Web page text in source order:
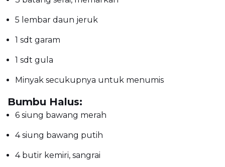
5 lembar daun jeruk
1 sdt garam
1 sdt gula
Minyak secukupnya untuk menumis
Bumbu Halus:
6 siung bawang merah
4 siung bawang putih
4 butir kemiri, sangrai